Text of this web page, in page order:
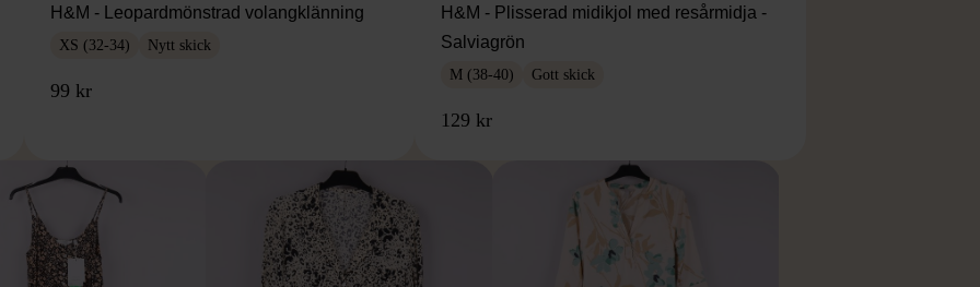
H&M - Leopardmönstrad volangklänning
XS (32-34) Nytt skick
99 kr
H&M - Plisserad midikjol med resårmidja -
Salviagrön
M (38-40) Gott skick
129 kr